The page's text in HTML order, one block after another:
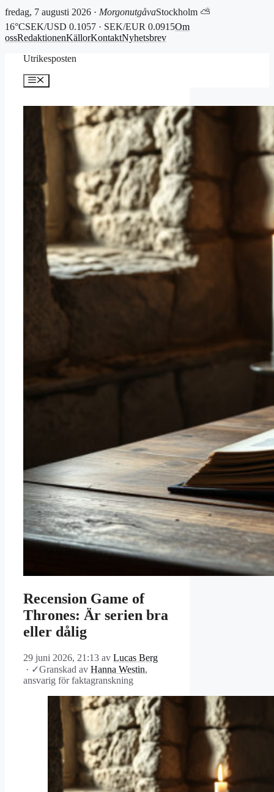
fredag, 7 augusti 2026 · MorgonutgåvaStockholm ⛅
16°CSEK/USD 0.1057 · SEK/EUR 0.0915Om
ossRedaktionenKällorKontaktNyhetsbrev
Utrikesposten
Meny
Recension Game of
Thrones: Är serien bra
eller dålig
29 juni 2026, 21:13 av Lucas Berg
· ✓Granskad av Hanna Westin,
ansvarig för faktagranskning